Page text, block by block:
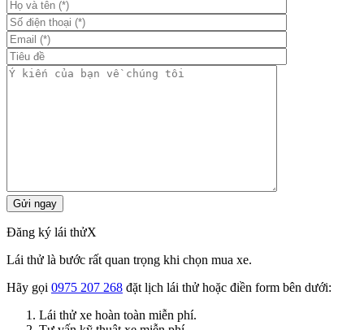
Đăng ký lái thửX
Lái thử là bước rất quan trọng khi chọn mua xe.
Hãy gọi 0975 207 268 đặt lịch lái thử hoặc điền form bên dưới:
Lái thử xe hoàn toàn miễn phí.